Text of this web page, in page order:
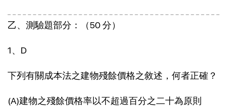
乙、測驗題部分：（50 分）
1、D
下列有關成本法之建物殘餘價格之敘述，何者正確？
(A)建物之殘餘價格率以不超過百分之二十為原則